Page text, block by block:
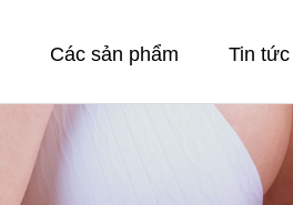
Các sản phẩm Tin tức